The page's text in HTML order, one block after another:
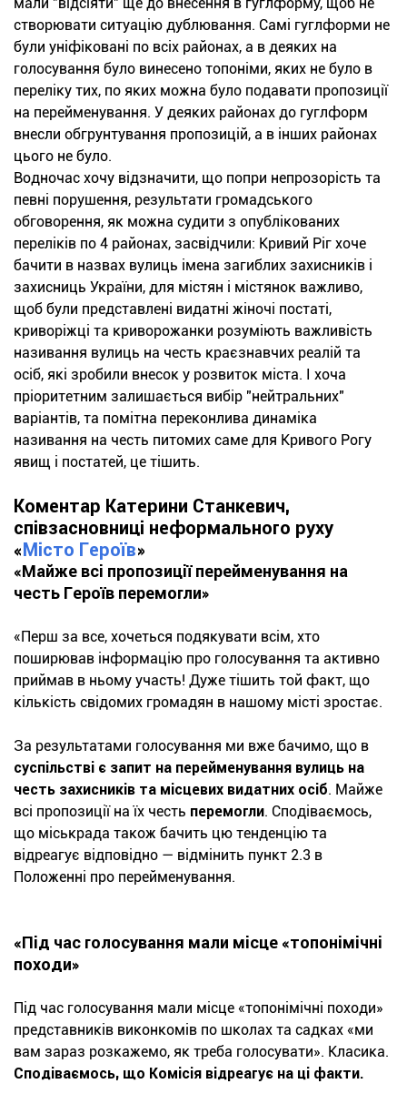
створювати ситуацію дублювання. Самі гуглформи не
були уніфіковані по всіх районах, а в деяких на
голосування було винесено топоніми, яких не було в
переліку тих, по яких можна було подавати пропозиції
на перейменування. У деяких районах до гуглформ
внесли обгрунтування пропозицій, а в інших районах
цього не було.
Водночас хочу відзначити, що попри непрозорість та
певні порушення, результати громадського
обговорення, як можна судити з опублікованих
переліків по 4 районах, засвідчили: Кривий Ріг хоче
бачити в назвах вулиць імена загиблих захисників і
захисниць України, для містян і містянок важливо,
щоб були представлені видатні жіночі постаті,
криворіжці та криворожанки розуміють важливість
називання вулиць на честь краєзнавчих реалій та
осіб, які зробили внесок у розвиток міста. І хоча
пріоритетним залишається вибір "нейтральних"
варіантів, та помітна переконлива динаміка
називання на честь питомих саме для Кривого Рогу
явищ і постатей, це тішить.
Коментар Катерини Станкевич,
співзасновниці неформального руху
«Місто Героїв»
«Майже всі пропозиції перейменування на
честь Героїв перемогли»
«Перш за все, хочеться подякувати всім, хто
поширював інформацію про голосування та активно
приймав в ньому участь! Дуже тішить той факт, що
кількість свідомих громадян в нашому місті зростає.
За результатами голосування ми вже бачимо, що в
суспільстві є запит на перейменування вулиць на
честь захисників та місцевих видатних осіб. Майже
всі пропозиції на їх честь перемогли. Сподіваємось,
що міськрада також бачить цю тенденцію та
відреагує відповідно — відмінить пункт 2.3 в
Положенні про перейменування.
«Під час голосування мали місце «топонімічні
походи»
Під час голосування мали місце «топонімічні походи»
представників виконкомів по школах та садках «ми
вам зараз розкажемо, як треба голосувати». Класика.
Сподіваємось, що Комісія відреагує на ці факти.